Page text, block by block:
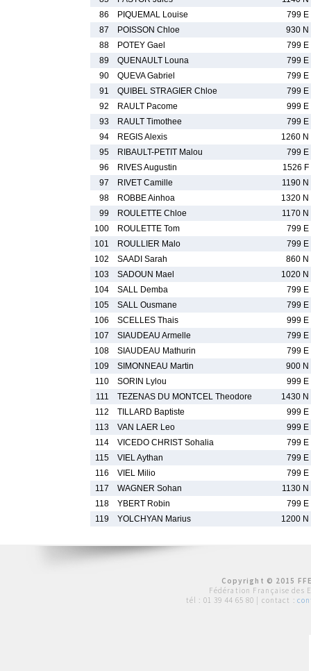
86
PIQUEMAL Louise
799 E
87
POISSON Chloe
930 N
88
POTEY Gael
799 E
89
QUENAULT Louna
799 E
90
QUEVA Gabriel
799 E
91
QUIBEL STRAGIER Chloe
799 E
92
RAULT Pacome
999 E
93
RAULT Timothee
799 E
94
REGIS Alexis
1260 N
95
RIBAULT-PETIT Malou
799 E
96
RIVES Augustin
1526 F
97
RIVET Camille
1190 N
98
ROBBE Ainhoa
1320 N
99
ROULETTE Chloe
1170 N
100
ROULETTE Tom
799 E
101
ROULLIER Malo
799 E
102
SAADI Sarah
860 N
103
SADOUN Mael
1020 N
104
SALL Demba
799 E
105
SALL Ousmane
799 E
106
SCELLES Thais
999 E
107
SIAUDEAU Armelle
799 E
108
SIAUDEAU Mathurin
799 E
109
SIMONNEAU Martin
900 N
110
SORIN Lylou
999 E
111
TEZENAS DU MONTCEL Theodore
1430 N
112
TILLARD Baptiste
999 E
113
VAN LAER Leo
999 E
114
VICEDO CHRIST Sohalia
799 E
115
VIEL Aythan
799 E
116
VIEL Milio
799 E
117
WAGNER Sohan
1130 N
118
YBERT Robin
799 E
119
YOLCHYAN Marius 1200 N
Copyright © 2015
Fédération Française des
tél : 01 39 44 65 80 | contact :